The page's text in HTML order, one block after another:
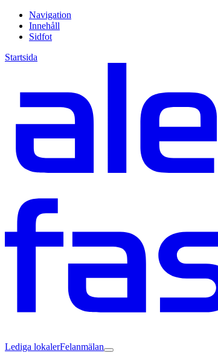
Navigation
Innehåll
Sidfot
Startsida
Lediga lokalerFelanmälan